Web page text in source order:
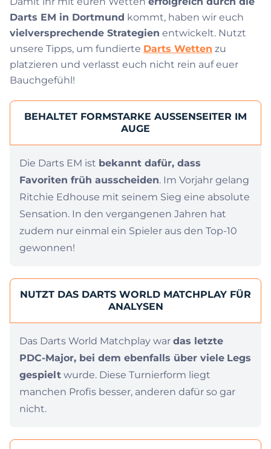
Darts EM in Dortmund kommt, haben wir euch
vielversprechende Strategien entwickelt. Nutzt
unsere Tipps, um fundierte Darts Wetten zu
platzieren und verlasst euch nicht rein auf euer
Bauchgefühl!
BEHALTET FORMSTARKE AUSSENSEITER IM A
UGE
Die Darts EM ist bekannt dafür, dass
Favoriten früh ausscheiden. Im Vorjahr gelang
Ritchie Edhouse mit seinem Sieg eine absolute
Sensation. In den vergangenen Jahren hat
zudem nur einmal ein Spieler aus den Top-10
gewonnen!
NUTZT DAS DARTS WORLD MATCHPLAY FÜR
ANALYSEN
Das Darts World Matchplay war das letzte
PDC-Major, bei dem ebenfalls über viele Legs
gespielt wurde. Diese Turnierform liegt
manchen Profis besser, anderen dafür so gar
nicht.